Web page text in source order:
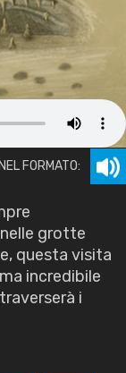
FORMATO:
nelle grotte
questa visita
incredibile
i